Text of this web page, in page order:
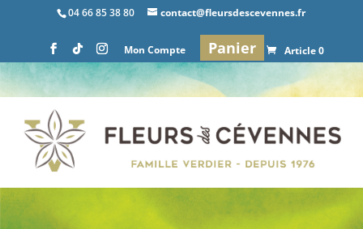
04 66 85 38 80 contact@fleursdescevennes.fr
Mon Compte Panier Article 0